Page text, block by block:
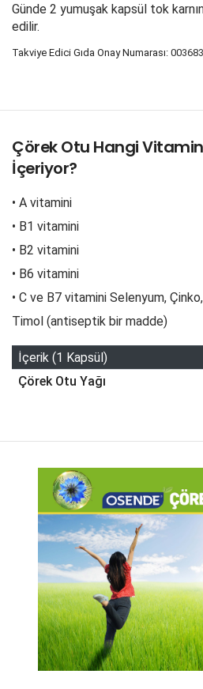
Günde 2 yumuşak kapsül tok
edilir.
Takviye Edici Gıda Onay Numarası:
Çörek Otu Hangi
İçeriyor?
• A vitamini
• B1 vitamini
• B2 vitamini
• B6 vitamini
• C ve B7 vitamini Selenyum,
Timol (antiseptik bir madde)
İçerik (1 Kapsül)
Çörek Otu Yağı